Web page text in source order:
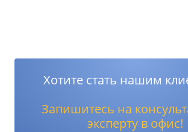
Хотите стать нашим
Запишитесь на
эксперту в офис!